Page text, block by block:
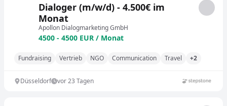
Dialoger (m/w/d) - 4.500€ im
Monat
Apollon Dialogmarketing GmbH
4500 - 4500 EUR / Monat
Fundraising Vertrieb NGO Communication Travel +2
Düsseldorf vor 23 Tagen